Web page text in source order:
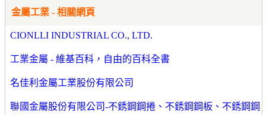
金屬工業 - 相關網頁
CIONLLI INDUSTRIAL CO., LTD.
工業金屬 - 維基百科，自由的百科全書
名佳利金屬工業股份有限公司
聯國金屬股份有限公司-不銹鋼鋼捲、不銹鋼鋼板、不銹鋼鋼